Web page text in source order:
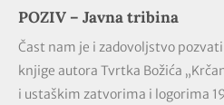
POZIV – Javna tribina
Čast nam je i zadovoljstvo
knjige autora Tvrtka Božića
i ustaškim zatvorima i logorima